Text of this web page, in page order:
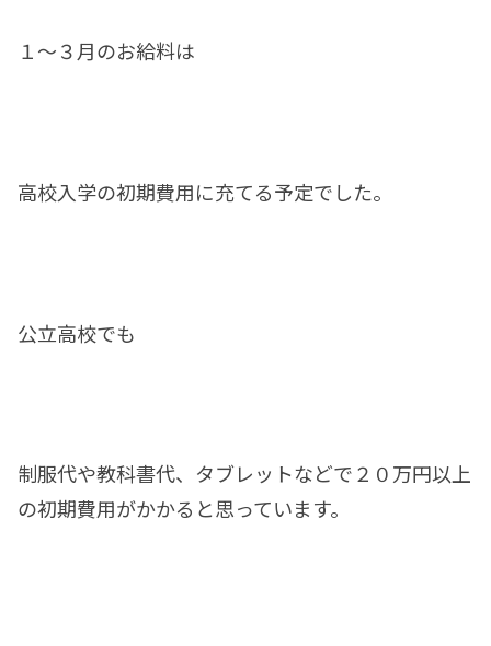
１～３月のお給料は
高校入学の初期費用に充てる予定でした。
公立高校でも
制服代や教科書代、タブレットなどで２０万円以上
の初期費用がかかると思っています。